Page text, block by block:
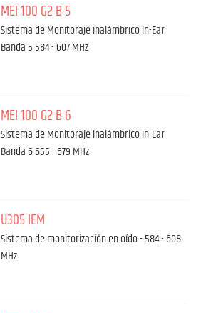
MEI 100 G2 B 5
Sistema de Monitoraje inalámbrico In-Ear
Banda 5 584 - 607 MHz
MEI 100 G2 B 6
Sistema de Monitoraje inalámbrico In-Ear
Banda 6 655 - 679 MHz
U305 IEM
Sistema de monitorización en oído - 584 - 608
MHz